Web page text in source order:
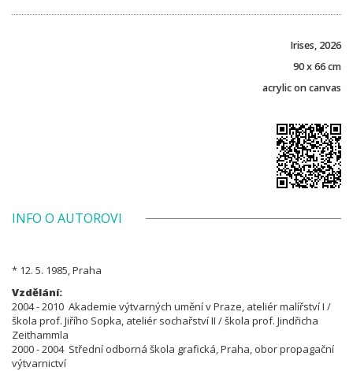
Irises, 2026
90 x 66 cm
acrylic on canvas
INFO O AUTOROVI
* 12. 5. 1985, Praha
Vzdělání:
2004 - 2010 Akademie výtvarných umění v Praze, ateliér malířství I /
škola prof. Jiřího Sopka, ateliér sochařství II / škola prof. Jindřicha
Zeithammla
2000 - 2004 Střední odborná škola grafická, Praha, obor propagační
výtvarnictví